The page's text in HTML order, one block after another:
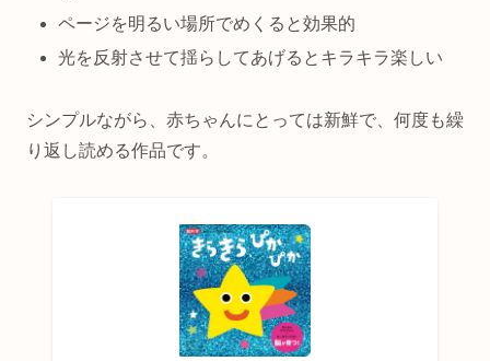
ページを明るい場所でめくると効果的
光を反射させて揺らしてあげるとキラキラ楽しい
シンプルながら、赤ちゃんにとっては新鮮で、何度も繰
り返し読める作品です。